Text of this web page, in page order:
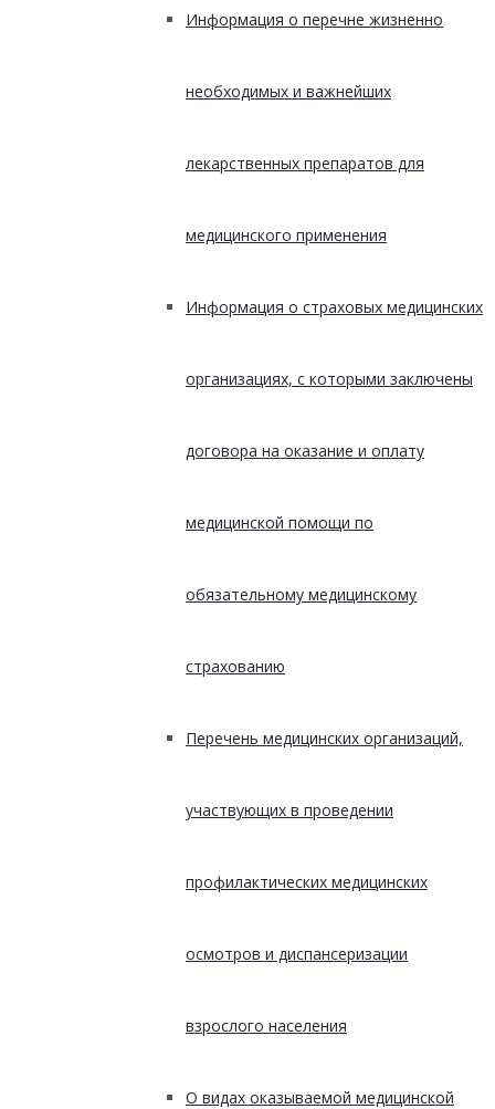
Информация о перечне жизненно
необходимых и важнейших
лекарственных препаратов для
медицинского применения
Информация о страховых медицинских
организациях, с которыми заключены
договора на оказание и оплату
медицинской помощи по
обязательному медицинскому
страхованию
Перечень медицинских организаций,
участвующих в проведении
профилактических медицинских
осмотров и диспансеризации
взрослого населения
О видах оказываемой медицинской